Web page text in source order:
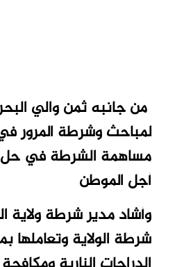
من جانبه ثمن والي
لمباحث وشرطة المرور
مساهمة الشرطة في حل
أجل الموطن
وأشاد مدير شرطة ولاية
شرطة الولاية